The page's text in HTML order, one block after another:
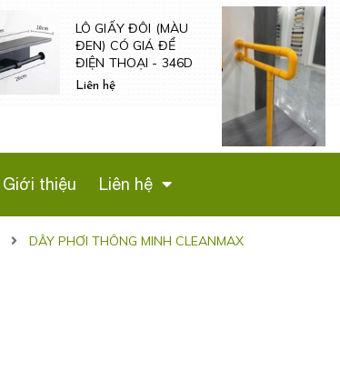
TAY VỊN NHÀ VỆ
SINH CHO NGƯỜI
GIÀ NGƯỜI BỆNH -
Giới thiệu Liên hệ
DÂY PHƠI THÔNG MINH CLEANMAX